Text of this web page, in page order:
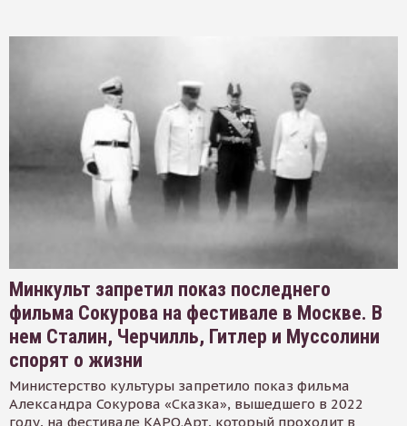
Минкульт запретил показ последнего
фильма Сокурова на фестивале в Москве. В
нем Сталин, Черчилль, Гитлер и Муссолини
спорят о жизни
Министерство культуры запретило показ фильма
Александра Сокурова «Сказка», вышедшего в 2022
году, на фестивале КАРО.Арт, который проходит в